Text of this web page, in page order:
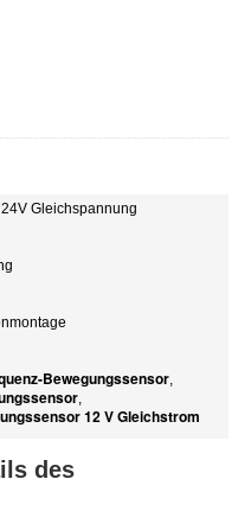
Gleichspannung
Bewegungssensor,
,
12 V Gleichstrom
des